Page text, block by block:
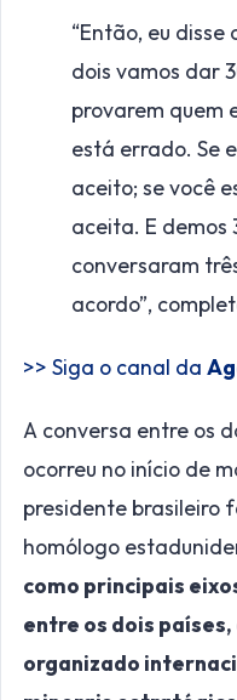
“Então, eu disse
dois vamos dar
provarem quem
está errado. Se
aceito; se você
aceita. E demos
conversaram
acordo”,
>> Siga o canal da
A conversa entre os
ocorreu no início de
presidente brasileiro
homólogo
como principais
entre os dois
organizado